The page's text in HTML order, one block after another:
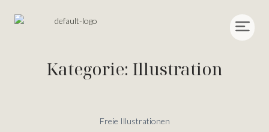
Kategorie: Illustration
Freie Illustrationen